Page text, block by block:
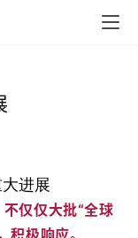
仅仅大批“全球